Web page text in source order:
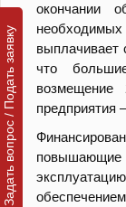
окончании
выплачивает
что
предприятия
повышающие
Задать вопрос / Подать заявку